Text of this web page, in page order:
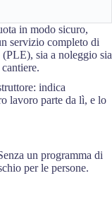
in modo sicuro,
servizio completo di
sia a noleggio sia
indica
lavoro parte da lì, e lo
un programma di
per le persone.